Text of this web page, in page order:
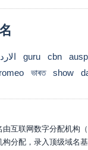
guru cbn
ভাৰত show
由互联网数字分配机构
构分配，录入顶级域名